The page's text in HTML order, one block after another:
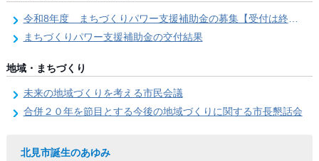
令和8年度 まちづくりパワー支援補助金の募集【受付は終了しました。】
まちづくりパワー支援補助金の交付結果
地域・まちづくり
未来の地域づくりを考える市民会議
合併２０年を節目とする今後の地域づくりに関する市長懇話会
北見市誕生のあゆみ